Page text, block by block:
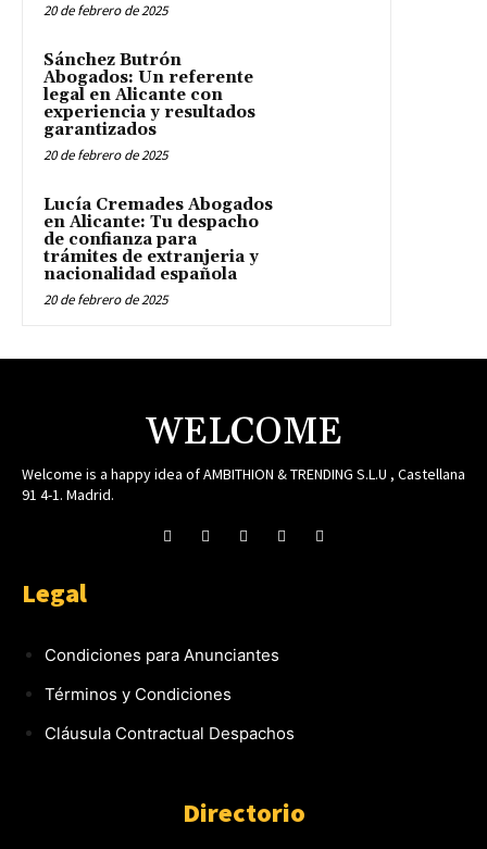
20 de febrero de 2025
Sánchez Butrón
Abogados: Un referente
legal en Alicante con
experiencia y resultados
garantizados
20 de febrero de 2025
Lucía Cremades Abogados
en Alicante: Tu despacho
de confianza para
trámites de extranjeria y
nacionalidad española
20 de febrero de 2025
WELCOME
Welcome is a happy idea of AMBITHION & TRENDING S.L.U , Castellana
91 4-1. Madrid.
Legal
Condiciones para Anunciantes
Términos y Condiciones
Cláusula Contractual Despachos
Directorio